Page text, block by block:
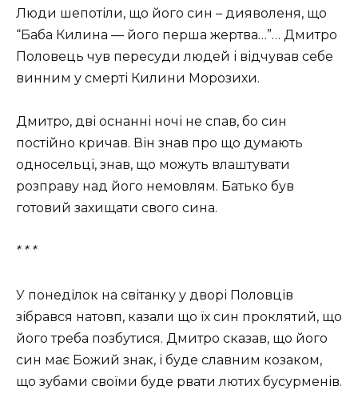
Люди шепотіли, що його син – дияволеня, що
“Баба Килина — його перша жертва…”… Дмитро
Половець чув пересуди людей і відчував себе
винним у смерті Килини Морозихи.
Дмитро, дві оснанні ночі не спав, бо син
постійно кричав. Він знав про що думають
односельці, знав, що можуть влаштувати
розправу над його немовлям. Батько був
готовий захищати свого сина.
* * *
У понеділок на світанку у дворі Половців
зібрався натовп, казали що їх син проклятий, що
його треба позбутися. Дмитро сказав, що його
син має Божий знак, і буде славним козаком,
що зубами своїми буде рвати лютих бусурменів.